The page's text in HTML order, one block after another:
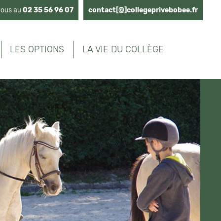
contact[@]collegeprivebobee.fr
au 02 35 56 96 07
LES OPTIONS LA VIE DU COLLÈGE